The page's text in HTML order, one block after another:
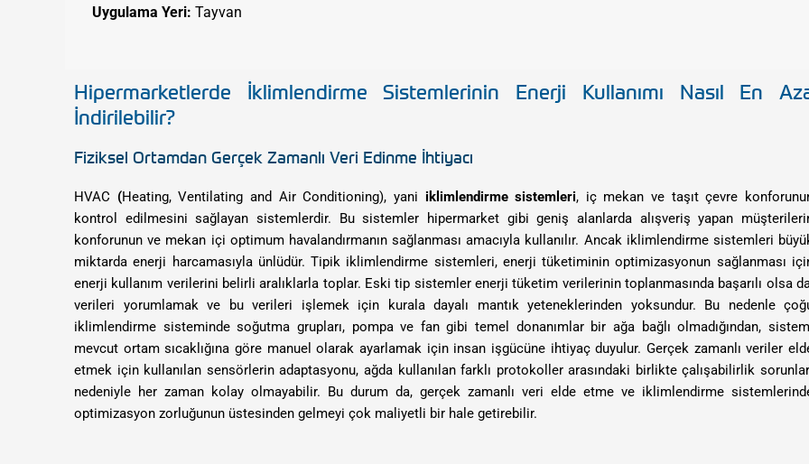
Uygulama Yeri: Tayvan
Hipermarketlerde İklimlendirme Sistemlerinin Enerji Kullanımı Nasıl En
İndirilebilir?
Fiziksel Ortamdan Gerçek Zamanlı Veri Edinme İhtiyacı
HVAC (Heating, Ventilating and Air Conditioning), yani iklimlendirme sistemleri, iç mekan ve taşıt çevre
kontrol edilmesini sağlayan sistemlerdir. Bu sistemler hipermarket gibi geniş alanlarda alışveriş yapan
konforunun ve mekan içi optimum havalandırmanın sağlanması amacıyla kullanılır. Ancak iklimlendirme sistemleri
miktarda enerji harcamasıyla ünlüdür. Tipik iklimlendirme sistemleri, enerji tüketiminin optimizasyonun sağlanması
enerji kullanım verilerini belirli aralıklarla toplar. Eski tip sistemler enerji tüketim verilerinin toplanmasında başarılı olsa
verileri yorumlamak ve bu verileri işlemek için kurala dayalı mantık yeteneklerinden yoksundur. Bu nedenle
iklimlendirme sisteminde soğutma grupları, pompa ve fan gibi temel donanımlar bir ağa bağlı olmadığından,
mevcut ortam sıcaklığına göre manuel olarak ayarlamak için insan işgücüne ihtiyaç duyulur. Gerçek zamanlı veriler
etmek için kullanılan sensörlerin adaptasyonu, ağda kullanılan farklı protokoller arasındaki birlikte çalışabilirlik
nedeniyle her zaman kolay olmayabilir. Bu durum da, gerçek zamanlı veri elde etme ve iklimlendirme
optimizasyon zorluğunun üstesinden gelmeyi çok maliyetli bir hale getirebilir.